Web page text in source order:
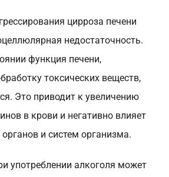
цирроза печени
недостаточность.
функция печени,
токсических веществ,
Это приводит к увеличению
в крови и негативно влияет
и систем организма.
употреблении алкоголя может